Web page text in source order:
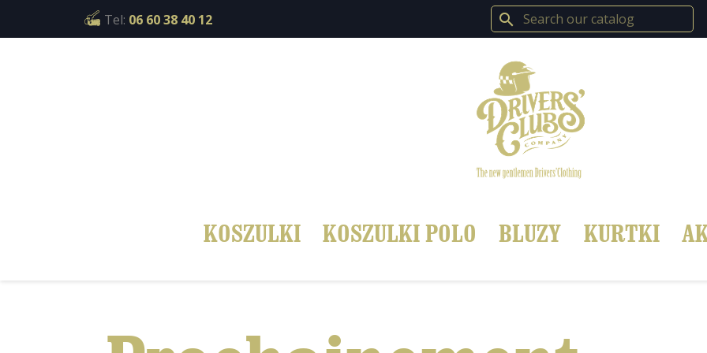
Tel: 06 60 38 40 12 search
KOSZULKI KOSZULKI POLO BLUZY KURTKI
Cookies management panel